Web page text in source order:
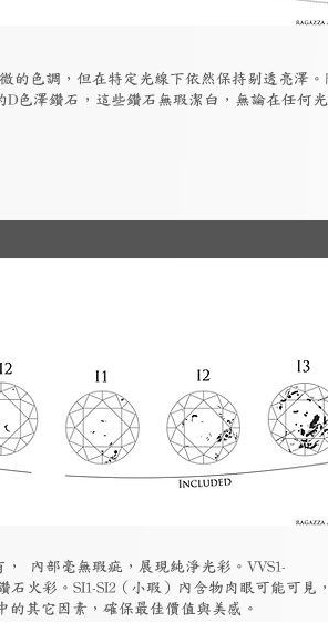
的色調，但在特定光線下依然保持剔透亮澤。
色澤鑽石，這些鑽石無瑕潔白，無論在任何
內部毫無瑕疵，展現純淨光彩。VVS1-
火彩。SI1-SI2（小瑕）內含物肉眼可能可見，
其它因素，確保最佳價值與美感。